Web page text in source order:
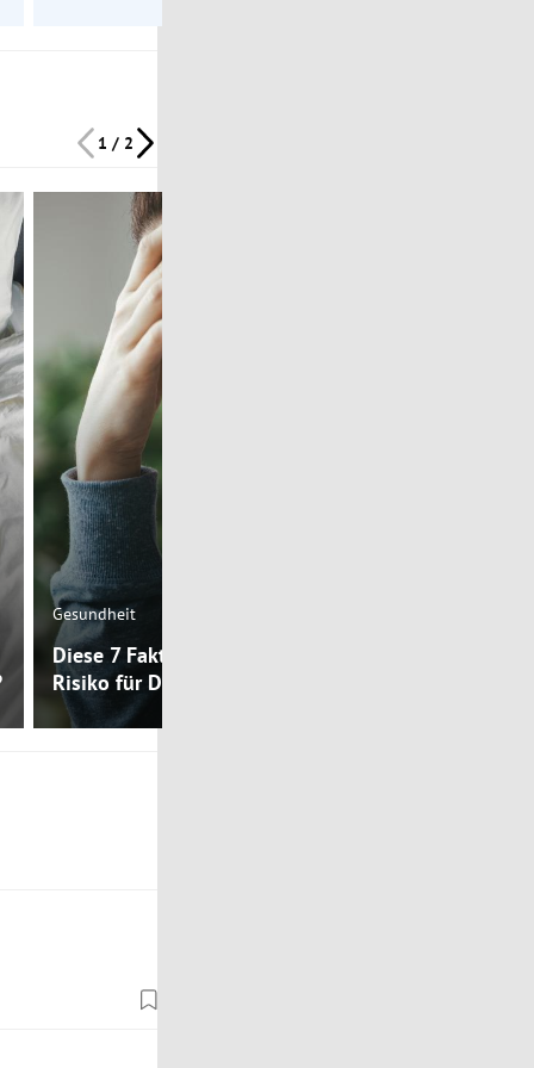
1 / 2
Gesundheit
Diese 7 Faktoren reduzieren das
Risiko für Depression